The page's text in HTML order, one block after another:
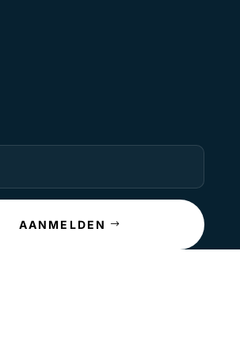
AANMELDEN